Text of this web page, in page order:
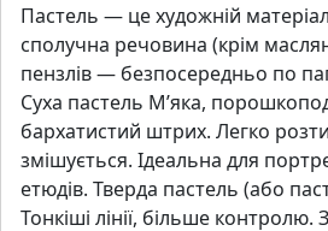
Пастель — це художній
сполучна речовина (крім
пензлів — безпосередньо по
Суха пастель М’яка,
бархатистий штрих. Легко
змішується. Ідеальна для
етюдів. Тверда пастель (або
Тонкіші лінії, більше